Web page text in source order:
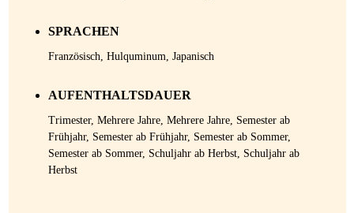
SPRACHEN
Französisch, Hulquminum, Japanisch
AUFENTHALTSDAUER
Trimester, Mehrere Jahre, Mehrere Jahre, Semester ab
Frühjahr, Semester ab Frühjahr, Semester ab Sommer,
Semester ab Sommer, Schuljahr ab Herbst, Schuljahr ab
Herbst